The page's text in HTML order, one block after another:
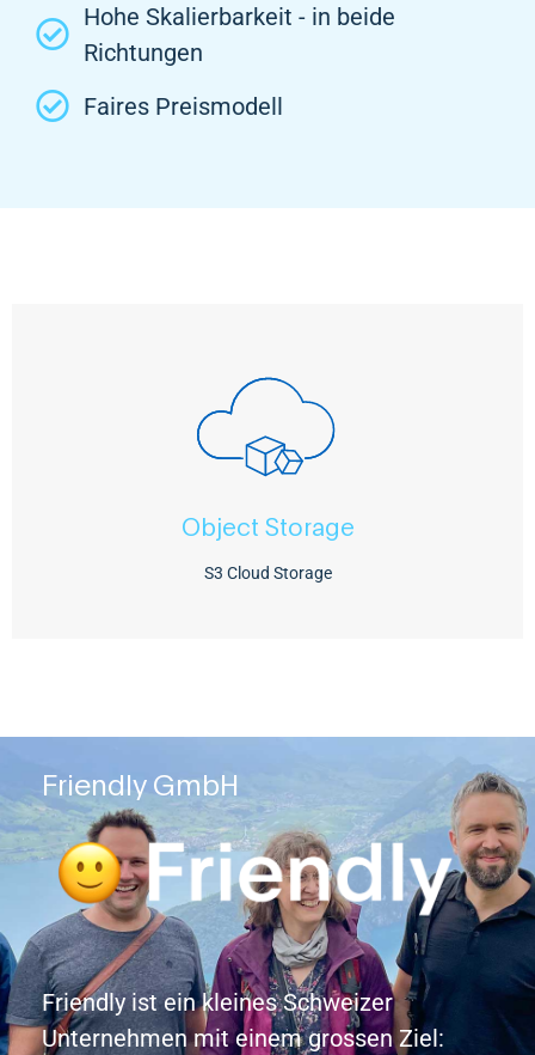
Hohe Skalierbarkeit - in beide
Richtungen
Faires Preismodell
Object Storage
S3 Cloud Storage
Object Storage
Der Object Storage von Netstream steht Ihnen als flexibler
Uhr zur Verfügung.
Zum Object Storage
Friendly GmbH
Friendly ist ein kleines Schweizer
Unternehmen mit einem grossen Ziel: